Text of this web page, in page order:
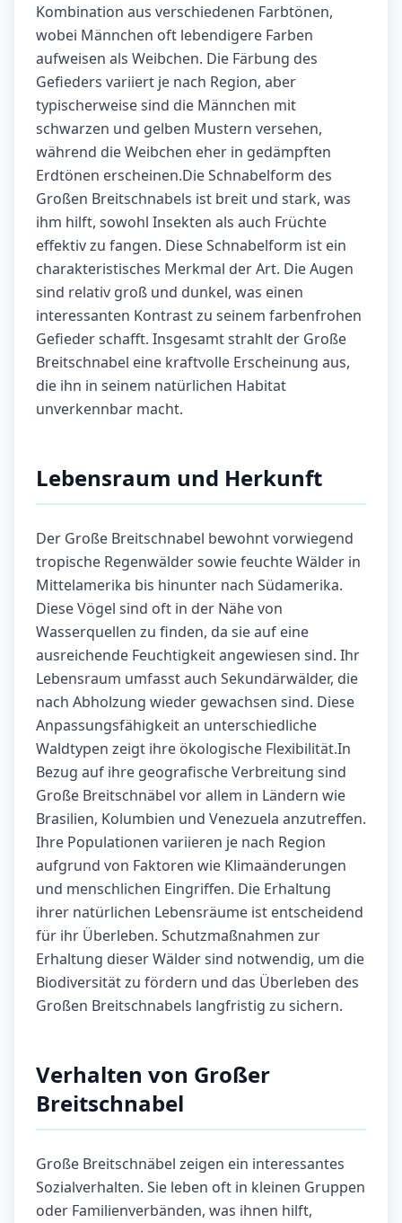
Kombination aus verschiedenen Farbtönen,
wobei Männchen oft lebendigere Farben
aufweisen als Weibchen. Die Färbung des
Gefieders variiert je nach Region, aber
typischerweise sind die Männchen mit
schwarzen und gelben Mustern versehen,
während die Weibchen eher in gedämpften
Erdtönen erscheinen.Die Schnabelform des
Großen Breitschnabels ist breit und stark, was
ihm hilft, sowohl Insekten als auch Früchte
effektiv zu fangen. Diese Schnabelform ist ein
charakteristisches Merkmal der Art. Die Augen
sind relativ groß und dunkel, was einen
interessanten Kontrast zu seinem farbenfrohen
Gefieder schafft. Insgesamt strahlt der Große
Breitschnabel eine kraftvolle Erscheinung aus,
die ihn in seinem natürlichen Habitat
unverkennbar macht.
Lebensraum und Herkunft
Der Große Breitschnabel bewohnt vorwiegend
tropische Regenwälder sowie feuchte Wälder in
Mittelamerika bis hinunter nach Südamerika.
Diese Vögel sind oft in der Nähe von
Wasserquellen zu finden, da sie auf eine
ausreichende Feuchtigkeit angewiesen sind. Ihr
Lebensraum umfasst auch Sekundärwälder, die
nach Abholzung wieder gewachsen sind. Diese
Anpassungsfähigkeit an unterschiedliche
Waldtypen zeigt ihre ökologische Flexibilität.In
Bezug auf ihre geografische Verbreitung sind
Große Breitschnäbel vor allem in Ländern wie
Brasilien, Kolumbien und Venezuela anzutreffen.
Ihre Populationen variieren je nach Region
aufgrund von Faktoren wie Klimaänderungen
und menschlichen Eingriffen. Die Erhaltung
ihrer natürlichen Lebensräume ist entscheidend
für ihr Überleben. Schutzmaßnahmen zur
Erhaltung dieser Wälder sind notwendig, um die
Biodiversität zu fördern und das Überleben des
Großen Breitschnabels langfristig zu sichern.
Verhalten von Großer
Breitschnabel
Große Breitschnäbel zeigen ein interessantes
Sozialverhalten. Sie leben oft in kleinen Gruppen
oder Familienverbänden, was ihnen hilft,